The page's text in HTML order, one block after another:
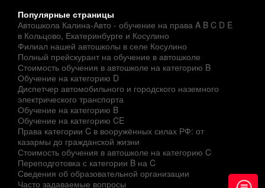
Популярные страницы
Автошкола Калина-Авто - обучение на права A B C D E
в Кольцово, Екатеринбурге и Косулино
Филиал нашей автошколы в селе Косулино
Полный прейскурант на обучение в автошколе
Стоимость обучения в автошколе на категорию B
Обучение на категорию D
Диспетчер автомобильного и городского наземного
электрического транспорта
Обучение на категорию B
Обучение на категорию CE
Права категории C в вооружённых силах РФ: от
казармы до гражданской жизни
Стоимость обучения в автошколе на категорию C
Переподготовка с категории B на C
Сведения об образовательной организации
Часто задаваемые вопросы